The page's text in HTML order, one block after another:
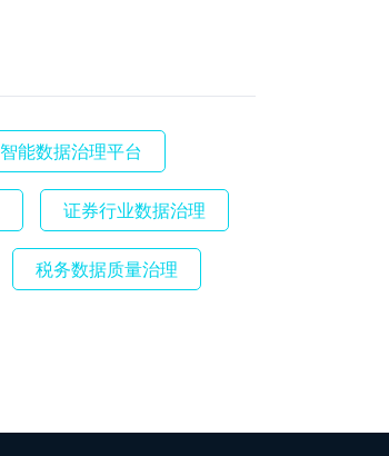
智能数据治理平台
证券行业数据治理
税务数据质量治理